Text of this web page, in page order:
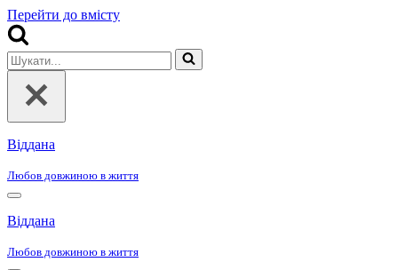
Перейти до вмісту
Шукати...
Віддана
Любов довжиною в життя
Меню
навігації
Віддана
Любов довжиною в життя